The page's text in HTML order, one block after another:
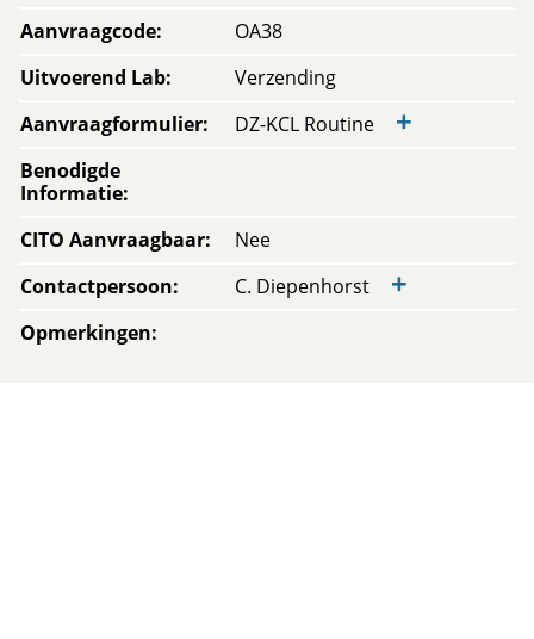
Aanvraagcode:
OA38
Uitvoerend Lab:
Verzending
Aanvraagformulier: DZ-KCL Routine +
Benodigde
Informatie:
CITO Aanvraagbaar:
Nee
Contactpersoon: C. Diepenhorst +
Opmerkingen: